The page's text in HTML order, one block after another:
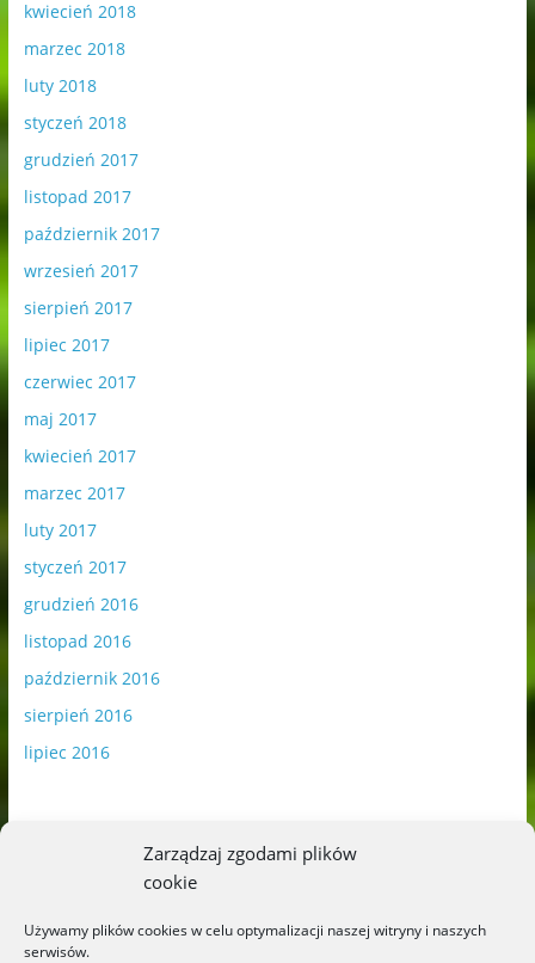
Zarządzaj zgodami plików
cookie
Używamy plików cookies w celu optymalizacji naszej witryny i naszych
serwisów.
kwiecień 2018
marzec 2018
luty 2018
styczeń 2018
grudzień 2017
listopad 2017
październik 2017
wrzesień 2017
sierpień 2017
lipiec 2017
czerwiec 2017
maj 2017
kwiecień 2017
marzec 2017
luty 2017
styczeń 2017
grudzień 2016
listopad 2016
październik 2016
sierpień 2016
lipiec 2016